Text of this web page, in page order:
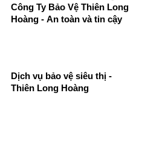
Khách Sạn, Cafe, Spa,...
Dịch vụ bảo vệ cửa hàng của
Công Ty Bảo Vệ Thiên Long